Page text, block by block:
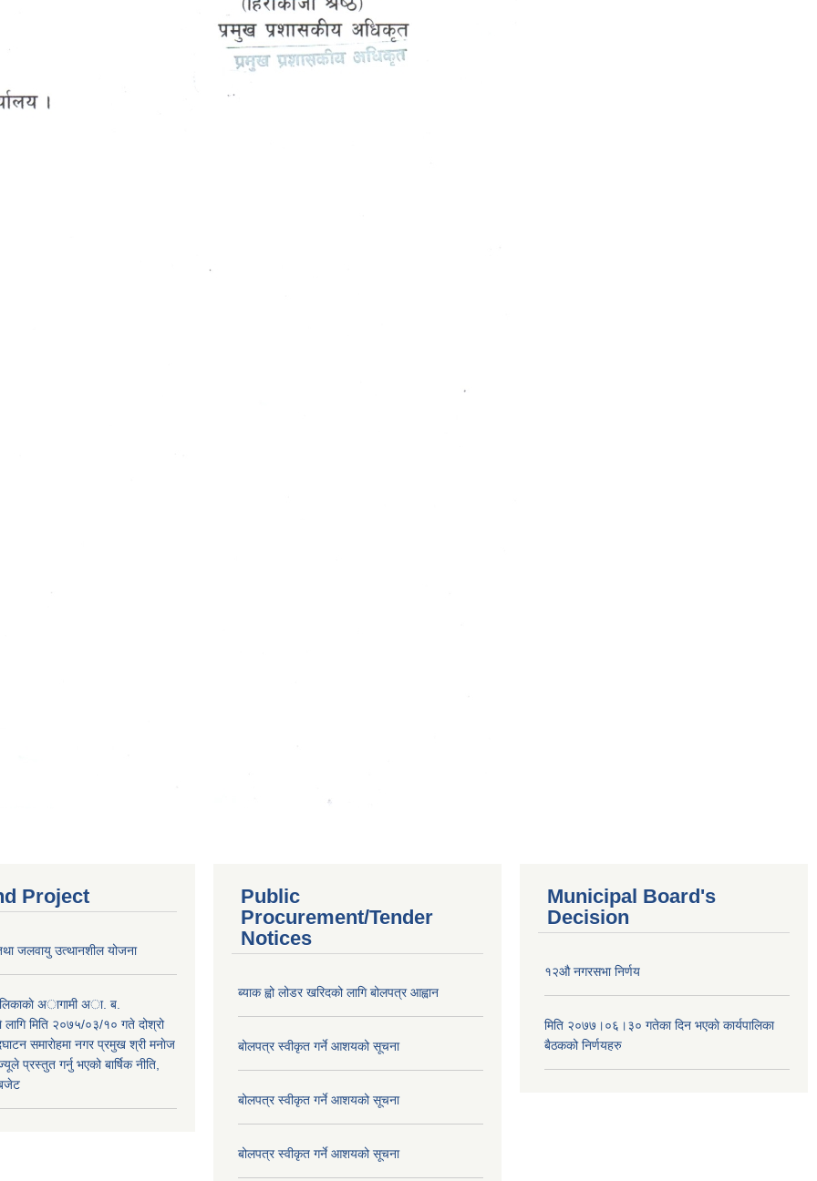
Project
जलवायु उत्थानशील योजना
अागामी अा. ब.
मिति २०७५/०३/१० गते दोश्रो
समाराेहमा नगर प्रमुख श्री मनाेज
प्रस्तुत गर्नु भएको बार्षिक नीति,
Public
Procurement/Tender
Notices
ब्याक ह्वो लोडर खरिदको लागि बोलपत्र आह्वान
बोलपत्र स्वीकृत गर्ने आशयको सूचना
बोलपत्र स्वीकृत गर्ने आशयको सूचना
बोलपत्र स्वीकृत गर्ने आशयको सूचना
Municipal Board's
Decision
१२औ नगरसभा निर्णय
मिति २०७७।०६।३० गतेका दिन भएकाे कार्यपालिका
बैठकको निर्णयहरु